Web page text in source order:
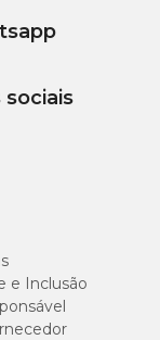
e Inclusão
sociais